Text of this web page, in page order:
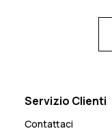
Servizio Clienti
Contattaci